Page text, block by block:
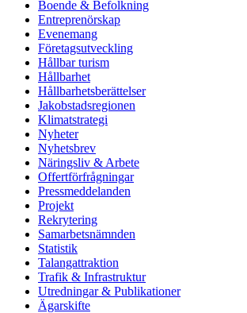
Boende & Befolkning
Entreprenörskap
Evenemang
Företagsutveckling
Hållbar turism
Hållbarhet
Hållbarhetsberättelser
Jakobstadsregionen
Klimatstrategi
Nyheter
Nyhetsbrev
Näringsliv & Arbete
Offertförfrågningar
Pressmeddelanden
Projekt
Rekrytering
Samarbetsnämnden
Statistik
Talangattraktion
Trafik & Infrastruktur
Utredningar & Publikationer
Ägarskifte